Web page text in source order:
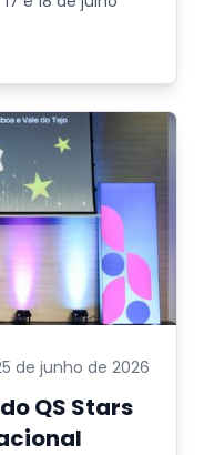
de junho de 2026
QS Stars